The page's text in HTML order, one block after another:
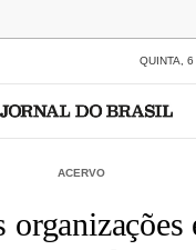
QUINTA,
ACERVO
organizações